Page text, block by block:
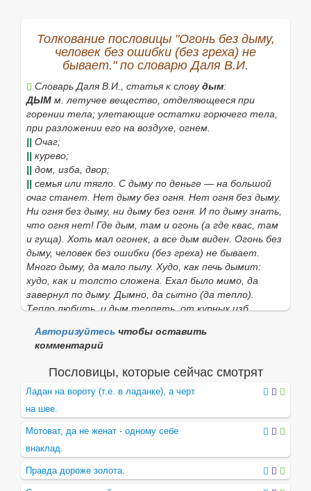
Вот ч.!(о том, кто вызывает удивление теми или
иными своими качествами, поступками;разг.).
мы люди, все человеки (никто не лишён человеческих
2.В России при крепостном праве: дворовый слуга,
служитель, лакей, а позднее официант, слуга.
|уменьш. человечек, чка,м.(к 1знач.).
| унич. человечишка
| прил. человеческий
ья, ье (к 1знач.;разг. )
Если нужное слово из пословицыОгонь без дыму,
человек без ошибки (без греха) не бывает.
отсутствует в приведённом списке, то его можно
найти с помощью этой формы:
Найти
Толкование пословицы "Огонь без дыму,
человек без ошибки (без греха) не
бывает." по словарю Даля В.И.
Словарь Даля В.И., статья к словудым:
ДЫМ м. летучее вещество, отделяющееся при
горении тела; улетающие остатки горючего тела,
при разложении его на воздухе, огнем.
|| Очаг;
|| курево;
|| дом, изба, двор;
|| семья или тягло. С дыму по деньге — на большой
очаг станет. Нет дыму без огня. Нет огня без дыму.
Ни огня без дыму, ни дыму без огня. И по дыму знать,
что огня нет! Где дым, там и огонь (а где квас, там
и гуща). Хоть мал огонек, а все дым виден. Огонь без
дыму, человек без ошибки (без греха) не бывает.
Много дыму, да мало пылу. Худо, как печь дымит:
худо, как и толсто сложена. Ехал было мимо, да
завернул по дыму. Дымно, да сытно (да тепло).
Тепло любить, и дым терпеть,от курных изб.
не есть. Дом пахнет дымом, гроб ладаном. От
хозяина, чтоб пахло ветром, от хозяйки дымом. Дым
бранчивая чета.Такой содом, что
( пыль)коромыслом (столбом). По дыму на бане
пару не угадаешь. На Благовещенье под дымом не
сидят,
и клети.Дым клубом — к ненастью. Дым без ветра к
земле, ко снегу(летом к дождю); дым столбом, к
ведру. Дым столбом, к морозу. Дым столбом, к ведру,
к морозу, дым волоком, к ненастью. Разложить дым,
курево.У нас счет по дымам,
Авторизуйтесь чтобы оставить
комментарий
Пословицы, которые сейчас смотрят
Ладан на вороту (т.е. в ладанке), а черт
на шее.
Мотоват, да не женат - одному себе
внаклад.
Правда дороже золота.